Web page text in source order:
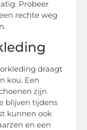
Probeer
rechte weg
draagt
kou. Een
zijn
blijven tijdens
kunnen ook
en een